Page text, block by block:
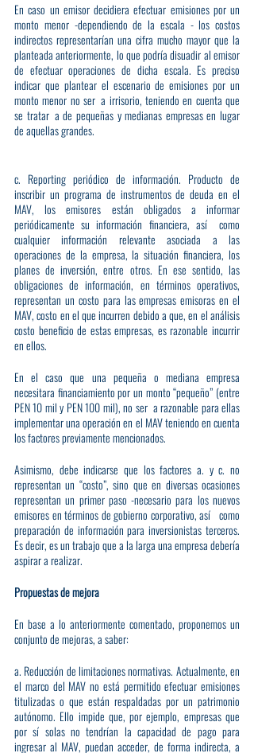
En caso un emisor decidiera efectuar emisiones por un
monto menor -dependiendo de la escala - los costos
indirectos representarían una cifra mucho mayor que la
planteada anteriormente, lo que podría disuadir al emisor
de efectuar operaciones de dicha escala. Es preciso
indicar que plantear el escenario de emisiones por un
monto menor no ser a irrisorio, teniendo en cuenta que
se tratar a de pequeñas y medianas empresas en lugar
de aquellas grandes.
c. Reporting periódico de información. Producto de
inscribir un programa de instrumentos de deuda en el
MAV, los emisores están obligados a informar
periódicamente su información financiera, así  como
cualquier información relevante asociada a las
operaciones de la empresa, la situación financiera, los
planes de inversión, entre otros. En ese sentido, las
obligaciones de información, en términos operativos,
representan un costo para las empresas emisoras en el
MAV, costo en el que incurren debido a que, en el análisis
costo beneficio de estas empresas, es razonable incurrir
en ellos.
En el caso que una pequeña o mediana empresa
necesitara financiamiento por un monto “pequeño” (entre
PEN 10 mil y PEN 100 mil), no ser a razonable para ellas
implementar una operación en el MAV teniendo en cuenta
los factores previamente mencionados.
Asimismo, debe indicarse que los factores a. y c. no
representan un “costo”, sino que en diversas ocasiones
representan un primer paso -necesario para los nuevos
emisores en términos de gobierno corporativo, así  como
preparación de información para inversionistas terceros.
Es decir, es un trabajo que a la larga una empresa debería
aspirar a realizar.
Propuestas de mejora
En base a lo anteriormente comentado, proponemos un
conjunto de mejoras, a saber:
a. Reducción de limitaciones normativas. Actualmente, en
el marco del MAV no está permitido efectuar emisiones
titulizadas o que están respaldadas por un patrimonio
autónomo. Ello impide que, por ejemplo, empresas que
por sí solas no tendrían la capacidad de pago para
ingresar al MAV, puedan acceder, de forma indirecta, a